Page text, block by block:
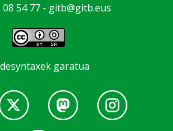
08 54 77 - gitb@gitb.eus
garatua